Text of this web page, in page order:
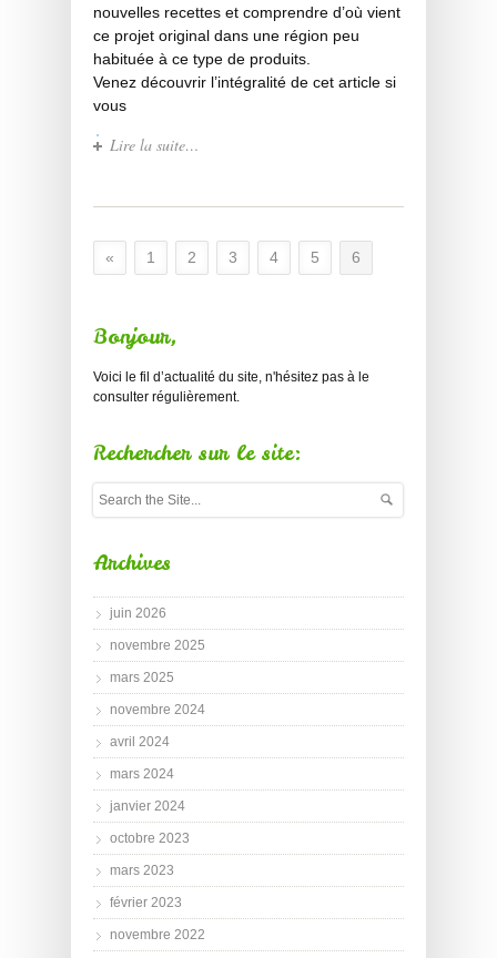
nouvelles recettes et comprendre d’où vient
ce projet original dans une région peu
habituée à ce type de produits.
Venez découvrir l’intégralité de cet article si
vous
Lire la suite…
« 1 2 3 4 5 6
Bonjour,
Voici le fil d’actualité du site, n'hésitez pas à le
consulter régulièrement.
Rechercher sur le site:
Archives
juin 2026
novembre 2025
mars 2025
novembre 2024
avril 2024
mars 2024
janvier 2024
octobre 2023
mars 2023
février 2023
novembre 2022